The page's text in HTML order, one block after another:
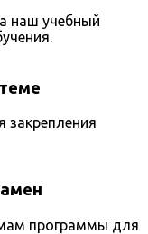
наш учебный
закрепления
программы для